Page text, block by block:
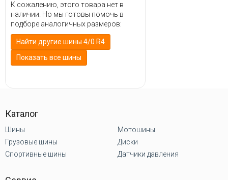
К сожалению, этого товара нет в
наличии. Но мы готовы помочь в
подборе аналогичных размеров:
Найти другие шины 4/0 R4
Показать все шины
Каталог
Шины
Грузовые шины
Спортивные шины
Мотошины
Диски
Датчики давления